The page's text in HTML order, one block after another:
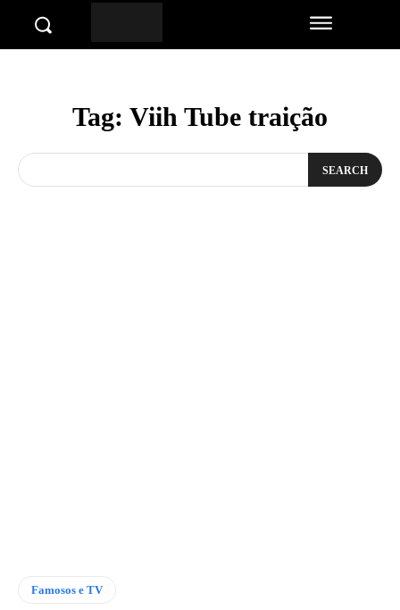
Tag: Viih Tube traição
SEARCH
Famosos e TV